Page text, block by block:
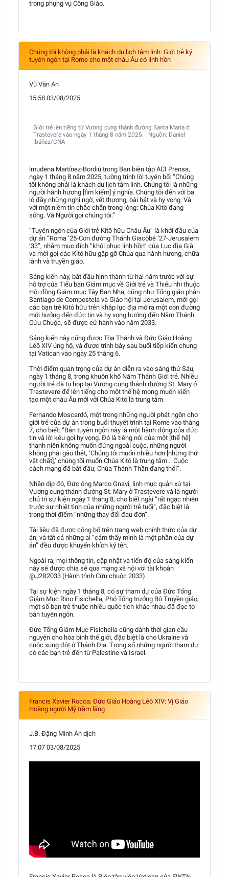
trong phụng vụ Công Giáo.
Chúng tôi không phải là khách du lịch tâm linh: Giới trẻ ký
tuyên ngôn tại Rome cho một châu Âu có linh hồn
Vũ Văn An
15:58 03/08/2025
Giới trẻ lên tiếng từ Vương cung thánh đường Santa Maria ở
Trastevere vào ngày 1 tháng 8 năm 2025. | Nguồn: Daniel
Ibáñez/CNA
lmudena Martínez-Bordiú trong Ban biên tập ACI Prensa,
ngày 1 tháng 8 năm 2025, tường trình lời tuyên bố: “Chúng
tôi không phải là khách du lịch tâm linh. Chúng tôi là những
người hành hương [tìm kiếm] ý nghĩa. Chúng tôi đến với ba
lô đầy những nghi ngờ, vết thương, bài hát và hy vọng. Và
với một niềm tin chắc chắn trong lòng: Chúa Kitô đang
sống. Và Người gọi chúng tôi.”
“Tuyên ngôn của Giới trẻ Kitô hữu Châu Âu” là khởi đầu của
dự án “Roma ’25-Con đường Thánh Giacôbê ’27-Jerusalem
’33”, nhằm mục đích “khôi phục linh hồn” của Lục địa Già
và mời gọi các Kitô hữu gặp gỡ Chúa qua hành hương, chữa
lành và truyền giáo.
Sáng kiến này, bắt đầu hình thành từ hai năm trước với sự
hỗ trợ của Tiểu ban Giám mục về Giới trẻ và Thiếu nhi thuộc
Hội đồng Giám mục Tây Ban Nha, cũng như Tổng giáo phận
Santiago de Compostela và Giáo hội tại Jerusalem, mời gọi
các bạn trẻ Kitô hữu trên khắp lục địa mở ra một con đường
mới hướng đến đức tin và hy vọng hướng đến Năm Thánh
Cứu Chuộc, sẽ được cử hành vào năm 2033.
Sáng kiến này cũng được Tòa Thánh và Đức Giáo Hoàng
Lêô XIV ủng hộ, và được trình bày sau buổi tiếp kiến chung
tại Vatican vào ngày 25 tháng 6.
Thời điểm quan trọng của dự án diễn ra vào sáng thứ Sáu,
ngày 1 tháng 8, trong khuôn khổ Năm Thánh Giới trẻ. Nhiều
người trẻ đã tụ họp tại Vương cung thánh đường St. Mary ở
Trastevere để lên tiếng cho một thế hệ mong muốn kiến
tạo một châu Âu mới với Chúa Kitô là trung tâm.
Fernando Moscardó, một trong những người phát ngôn cho
giới trẻ của dự án trong buổi thuyết trình tại Rome vào tháng
7, cho biết: “Bản tuyên ngôn này là một hành động của đức
tin và lời kêu gọi hy vọng. Đó là tiếng nói của một [thế hệ]
thanh niên không muốn đứng ngoài cuộc, những người
không phải gào thét, ‘Chúng tôi muốn nhiều hơn [những thứ
vật chất],’ chúng tôi muốn Chúa Kitô là trung tâm... Cuộc
cách mạng đã bắt đầu; Chúa Thánh Thần đang thổi”.
Nhân dịp đó, Đức ông Marco Gnavi, linh mục quản xứ tại
Vương cung thánh đường St. Mary ở Trastevere và là người
chủ trì sự kiện ngày 1 tháng 8, cho biết ngài “rất ngạc nhiên
trước sự nhiệt tình của những người trẻ tuổi”, đặc biệt là
trong thời điểm “những thay đổi đau đớn”.
Tài liệu đã được công bố trên trang web chính thức của dự
án, và tất cả những ai “cảm thấy mình là một phần của dự
án” đều được khuyến khích ký tên.
Ngoài ra, mọi thông tin, cập nhật và tiến độ của sáng kiến
này sẽ được chia sẻ qua mạng xã hội với tài khoản
@J2R2033 (Hành trình Cứu chuộc 2033).
Tại sự kiện ngày 1 tháng 8, có sự tham dự của Đức Tổng
Giám Mục Rino Fisichella, Phó Tổng trưởng Bộ Truyền giáo,
một số bạn trẻ thuộc nhiều quốc tịch khác nhau đã đọc to
bản tuyên ngôn.
Đức Tổng Giám Mục Fisichella cũng dành thời gian cầu
nguyện cho hòa bình thế giới, đặc biệt là cho Ukraine và
cuộc xung đột ở Thánh Địa. Trong số những người tham dự
có các bạn trẻ đến từ Palestine và Israel.
Francis Xavier Rocca: Đức Giáo Hoàng Lêô XIV: Vị Giáo
Hoàng người Mỹ trầm lặng
J.B. Đặng Minh An dịch
17:07 03/08/2025